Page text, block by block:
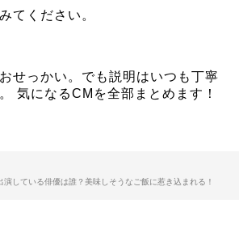
てください。
せっかい。でも説明はいつも丁寧
気になるCMを全部まとめます！
演している俳優は誰？美味しそうなご飯に惹き込まれる！